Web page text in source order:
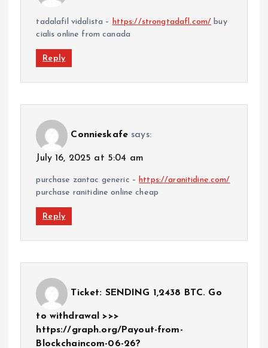
tadalafil vidalista – https://strongtadafl.com/ buy
cialis online from canada
Reply
Connieskafe says:
July 16, 2025 at 5:04 am
purchase zantac generic – https://aranitidine.com/
purchase ranitidine online cheap
Reply
Ticket: SENDING 1,2438 BTC. Go
to withdrawal >>>
https://graph.org/Payout-from-
Blockchaincom-06-26?